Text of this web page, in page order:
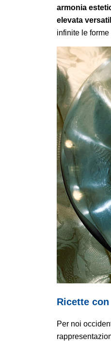
armonia
elevata
infinite le
Ricette
Per noi